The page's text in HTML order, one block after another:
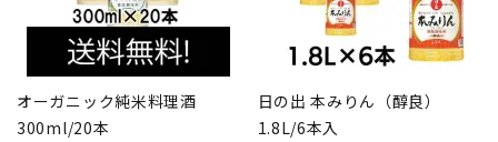
オーガニック純米料理酒
300ml/20本
日の出 本みりん（醇良）
1.8L/6本入